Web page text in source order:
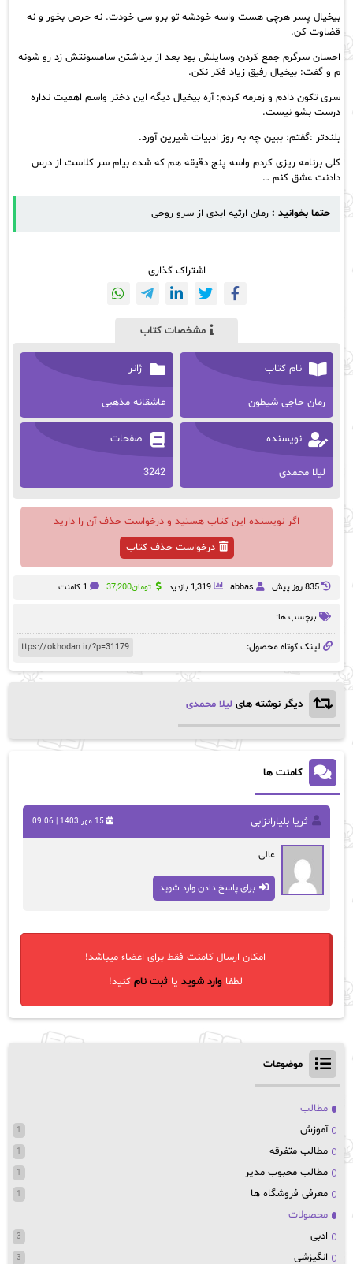
بیخیال پسر هرچی هست واسه خودشه تو برو سی خودت. نه حرص بخور و نه
قضاوت کن.
احسان سرگرم جمع کردن وسایلش بود بعد از برداشتن سامسونتش زد رو شونه
م و گفت: بیخیال رفیق زیاد فکر نکن.
سرى تكون دادم و زمزمه کردم: آره بیخیال دیگه این دختر واسم اهمیت نداره
درست بشو نیست.
بلندتر :گفتم: ببین چه به روز ادبیات شیرین آورد.
کلی برنامه ریزی کردم واسه پنج دقیقه هم که شده بیام سر کلاست از درس
دادنت عشق کنم …
حتما بخوانید : رمان ارثیه ابدی از سرو روحی
اشتراک گذاری
مشخصات کتاب
نام کتاب
رمان حاجی شیطون
ژانر
عاشقانه مذهبی
نویسنده
لیلا محمدی
صفحات
3242
اگر نویسنده این کتاب هستید و درخواست حذف آن را دارید
درخواست حذف کتاب
835 روز پيش abbas 1,319 بازدید تومان37,200 1 کامنت
برچسب ها:
لینک کوتاه محصول:
دیگر نوشته های لیلا محمدی
کامنت ها
ثریا بلیارانزابی 15 مهر 1403 | 09:06
عالی
برای پاسخ دادن وارد شوید
امکان ارسال کامنت فقط برای اعضاء میباشد!
لطفاوارد شوید یاثبت نام کنید!
موضوعات
مطالب
آموزش
1
مطالب متفرقه 1
مطالب محبوب مدیر 1
معرفی فروشگاه ها 1
محصولات
ادبی
3
انگیزشی 3